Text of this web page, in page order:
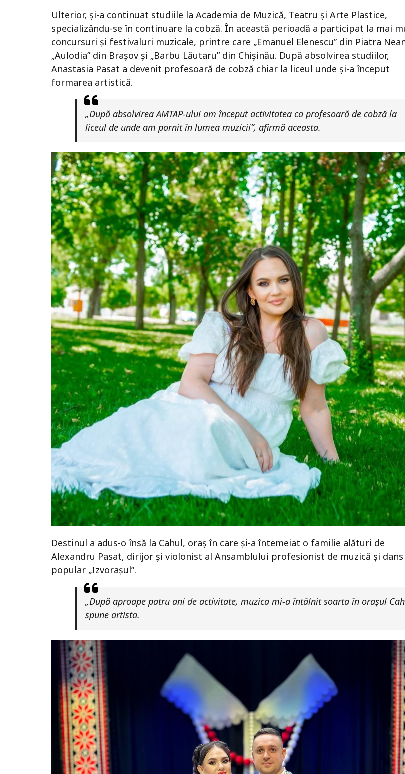
Ulterior, și-a continuat studiile la Academia de Muzică, Teatru și Arte Plastice,
specializându-se în continuare la cobză. În această perioadă a participat la mai
concursuri și festivaluri muzicale, printre care „Emanuel Elenescu” din Piatra
„Aulodia” din Brașov și „Barbu Lăutaru” din Chișinău. După absolvirea studiilor,
Anastasia Pasat a devenit profesoară de cobză chiar la liceul unde și-a început
formarea artistică.
„După absolvirea AMTAP-ului am început activitatea ca profesoară de cobză la
liceul de unde am pornit în lumea muzicii”, afirmă aceasta.
Destinul a adus-o însă la Cahul, oraș în care și-a întemeiat o familie alături de
Alexandru Pasat, dirijor și violonist al Ansamblului profesionist de muzică și dans
popular „Izvorașul”.
„După aproape patru ani de activitate, muzica mi-a întâlnit soarta în orașul
spune artista.